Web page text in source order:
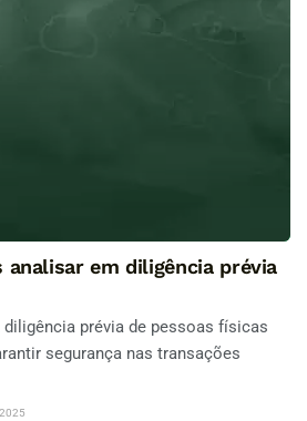
analisar em diligência prévia
prévia de pessoas físicas
segurança nas transações